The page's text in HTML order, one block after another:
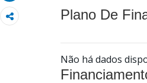
Plano De
Não há dados